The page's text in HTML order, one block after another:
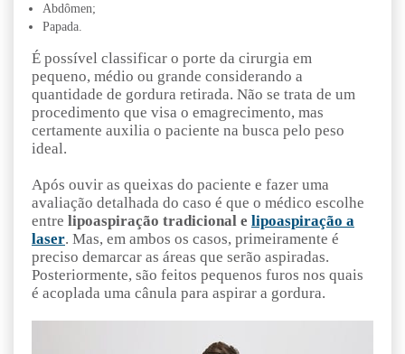
Abdômen;
Papada.
É possível classificar o porte da cirurgia em
pequeno, médio ou grande considerando a
quantidade de gordura retirada. Não se trata de um
procedimento que visa o emagrecimento, mas
certamente auxilia o paciente na busca pelo peso
ideal.
Após ouvir as queixas do paciente e fazer uma
avaliação detalhada do caso é que o médico escolhe
entre lipoaspiração tradicional e lipoaspiração a
laser. Mas, em ambos os casos, primeiramente é
preciso demarcar as áreas que serão aspiradas.
Posteriormente, são feitos pequenos furos nos quais
é acoplada uma cânula para aspirar a gordura.